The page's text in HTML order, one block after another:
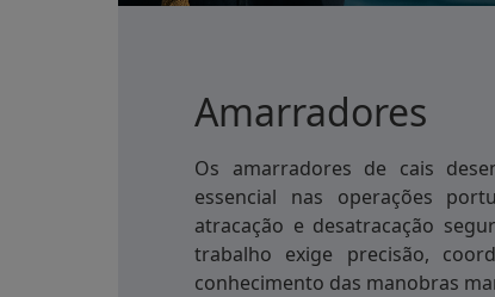
Amarradores
Os amarradores de cais
essencial nas operações
atracação e desatracação
trabalho exige precisão,
conhecimento das manobras